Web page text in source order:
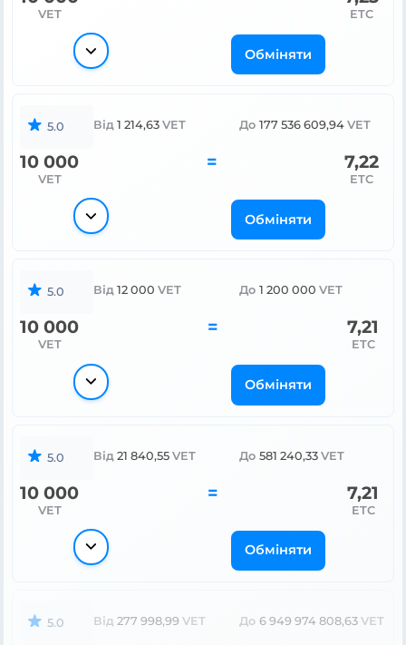
VET ETC
Обміняти
5.0 Від 1 214,63 VET До 177 536 609,94 VET
10 000
VET
= 7,22
ETC
Обміняти
5.0 Від 12 000 VET До 1 200 000 VET
10 000
VET
= 7,21
ETC
Обміняти
5.0 Від 21 840,55 VET До 581 240,33 VET
10 000
VET
= 7,21
ETC
Обміняти
5.0 Від 277 998,99 VET До 6 949 974 808,63 VET